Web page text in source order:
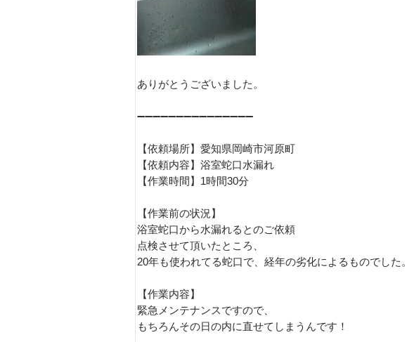
ありがとうございました。
➖➖➖➖➖➖➖➖➖➖➖➖➖➖➖
【依頼場所】愛知県岡崎市河原町
【依頼内容】浴室蛇口水漏れ
【作業時間】1時間30分
【作業前の状況】
浴室蛇口から水漏れるとのご依頼
点検させて頂いたところ、
20年も使われてる蛇口で、経年の劣化によるものでした。
【作業内容】
緊急メンテナンスですので、
もちろんその日の内に直せてしまうんです！